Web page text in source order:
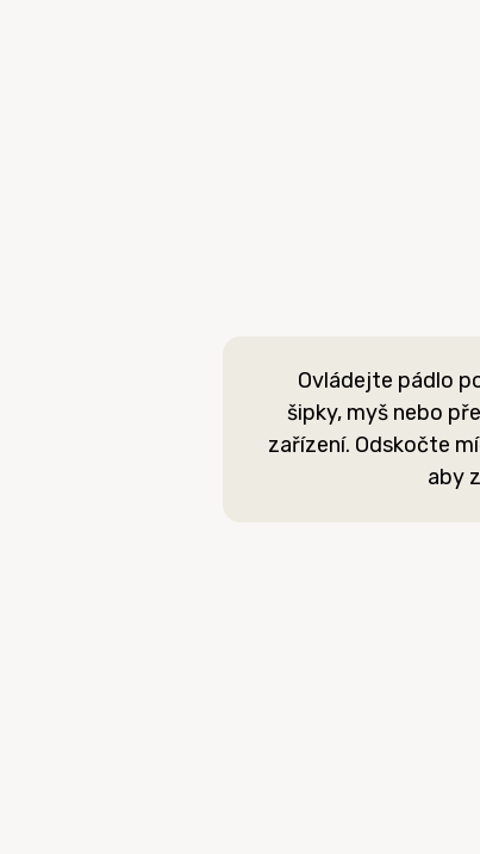
Ovládejte pádlo
šipky, myš nebo
zařízení. Odskočte
aby